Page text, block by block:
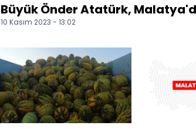
Büyük Önder Atatürk,
10 Kasım 2023 - 13:02